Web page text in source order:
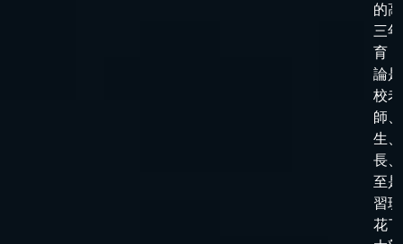
的
三
育
論
校老
師
生
長
至
習
花